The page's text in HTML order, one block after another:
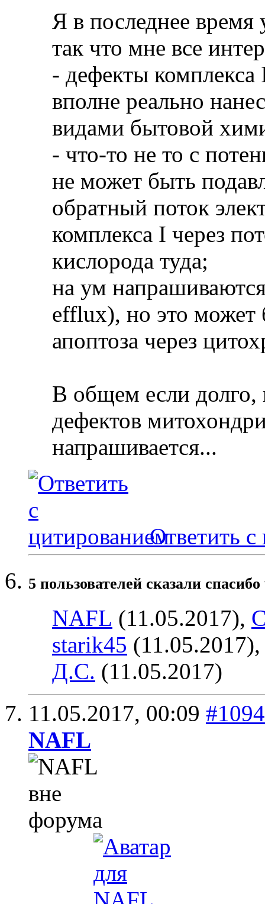
Я в последнее время
так что мне все
- дефекты комплекса
вполне реально
видами бытовой
- что-то не то с
не может быть
обратный поток
комплекса I через
кислорода туда;
на ум
efflux), но это может
апоптоза через
В общем если долго,
дефектов
напрашивается...
Ответить с
5 пользователей сказали
NAFL (11.05.2017),
starik45
Д.С. (11.05.2017)
11.05.2017, 00:09 #1094
NAFL